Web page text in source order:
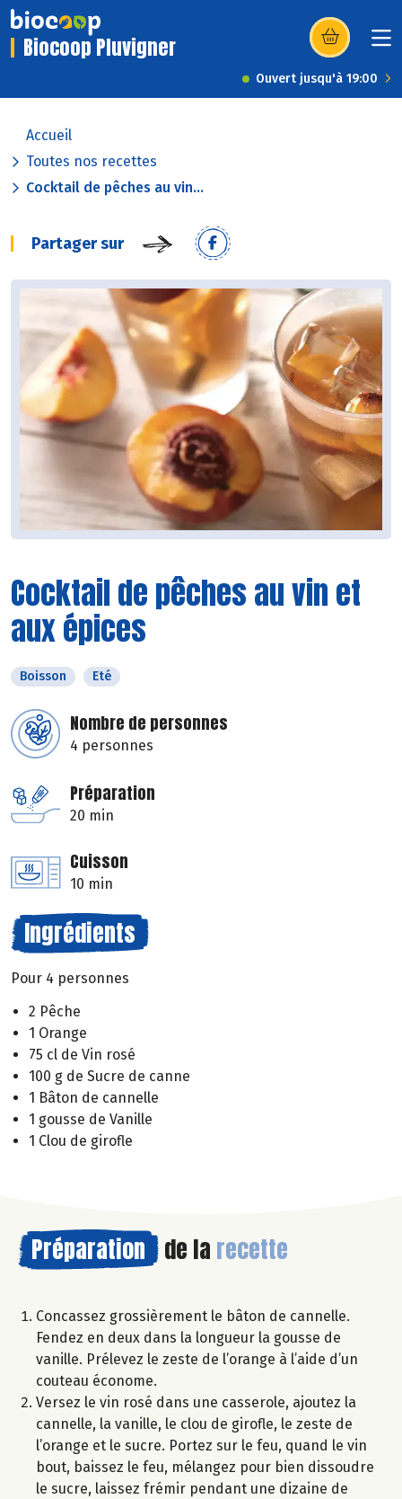
Biocoop Pluvigner (s’ouvre dans
Ouvert jusqu'à 19:00
Accueil
Toutes nos recettes
Cocktail de pêches au vin...
Partager sur
Cocktail de pêches au vin et
aux épices
Boisson Eté
Nombre de personnes
4 personnes
Préparation
20 min
Cuisson
10 min
Ingrédients
Pour 4 personnes
2 Pêche
1 Orange
75 cl de Vin rosé
100 g de Sucre de canne
1 Bâton de cannelle
1 gousse de Vanille
1 Clou de girofle
Préparation de la recette
Concassez grossièrement le bâton de cannelle.
Fendez en deux dans la longueur la gousse de
vanille. Prélevez le zeste de l’orange à l’aide d’un
couteau économe.
Versez le vin rosé dans une casserole, ajoutez la
cannelle, la vanille, le clou de girofle, le zeste de
l’orange et le sucre. Portez sur le feu, quand le vin
bout, baissez le feu, mélangez pour bien dissoudre
le sucre, laissez frémir pendant une dizaine de